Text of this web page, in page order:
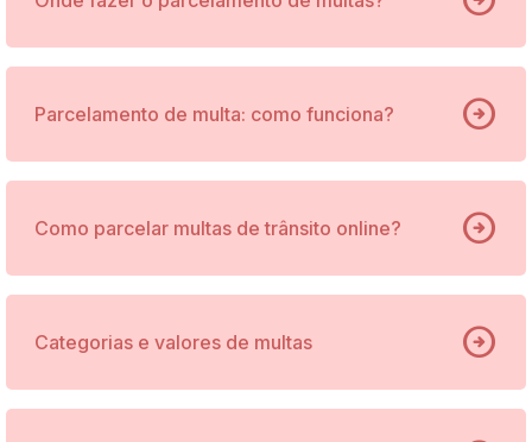
Parcelamento de multa: como funciona? arrow_circle_right
Como parcelar multas de trânsito online? arrow_circle_right
Categorias e valores de multas arrow_circle_right